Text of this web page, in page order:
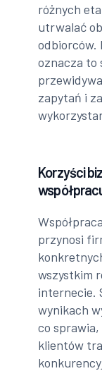
różnych
utrwalać
odbiorców.
oznacza to
zapytań i
Korzyści
przynosi
wszystkim
internecie.
wynikach
co
klientów